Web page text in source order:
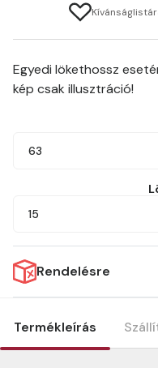
Egyedi lökethossz
kép csak illusztráció!
63
15
Rendelésre
Termékleírás